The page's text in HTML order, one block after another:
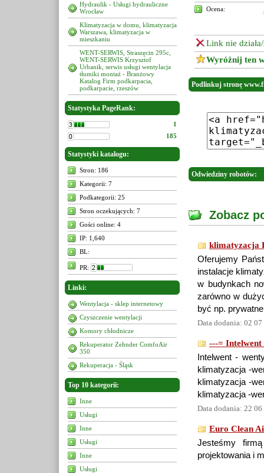
Hydraulik - Usługi hydrauliczne
Wrocław
Klimatyzacja w domu, klimatyzacja
Warszawa, klimatyzacja w
mieszkaniu
WENT-SERWIS, Straszęcin 295c,
WENT-SERWIS Krzysztof
Urbanik, serwis usługi wentylacja
tłumiki montaż - Branżowy
Katalog Firm podkarpacia,
podkarpacie, rzeszów
Statystyka PageRank:
1
185
Statystyki katalogu:
Stron: 186
Kategorii: 7
Podkategorii: 25
Stron oczekujących: 7
Gości online: 4
IP: 1,640
BL:
PR:
Linki:
Wentylacja - sklep internetowy
Czyszczenie wentylacji
Komory chłodnicze
Rekuperator Zehnder ComfoAir
350
Rekuperacja - Śląsk
Top 10 kategorii:
Inne
Usługi
Inne
Usługi
Inne
Usługi
Ocena:
Link nie
Wyróżnij ten
Podlinkuj stronę
Odwiedziny robotów:
Zobacz
klimatyzacja
Oferujemy
instalacje
w budynkach
zarówno w
być np.
Data dodania: 02
---=
Intelwent -
klimatyzacja -
klimatyzacja -
klimatyzacja -
Data dodania: 22
Euro Clean
Jesteśmy
projektowania i